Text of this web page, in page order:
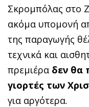
Σκρομπόλας στο
ακόμα υπομονή
της παραγωγής
τεχνικά και
πρεμιέρα δεν θα
γιορτές των
για αργότερα.